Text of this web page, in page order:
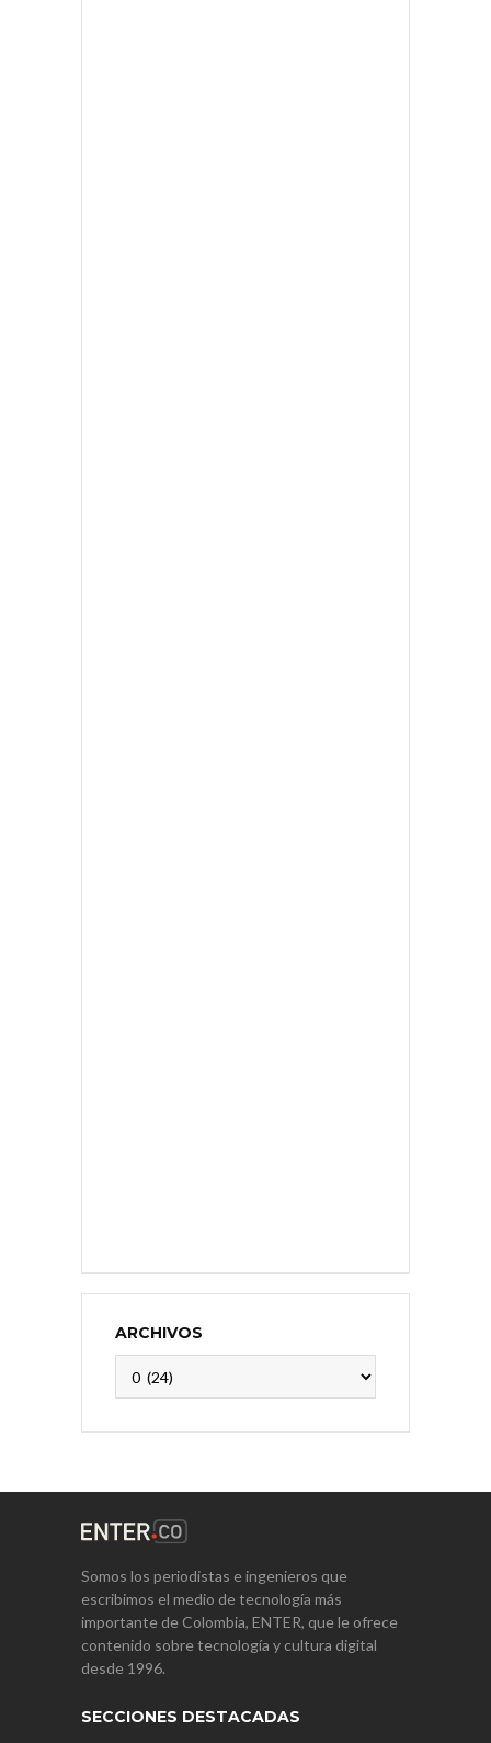
ARCHIVOS
Somos los periodistas e ingenieros que
escribimos el medio de tecnología más
importante de Colombia, ENTER, que le ofrece
contenido sobre tecnología y cultura digital
desde 1996.
SECCIONES DESTACADAS